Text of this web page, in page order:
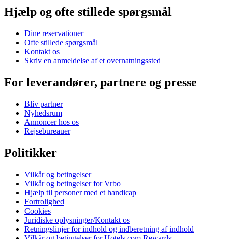
Hjælp og ofte stillede spørgsmål
Dine reservationer
Ofte stillede spørgsmål
Kontakt os
Skriv en anmeldelse af et overnatningssted
For leverandører, partnere og presse
Bliv partner
Nyhedsrum
Annoncer hos os
Rejsebureauer
Politikker
Vilkår og betingelser
Vilkår og betingelser for Vrbo
Hjælp til personer med et handicap
Fortrolighed
Cookies
Juridiske oplysninger/Kontakt os
Retningslinjer for indhold og indberetning af indhold